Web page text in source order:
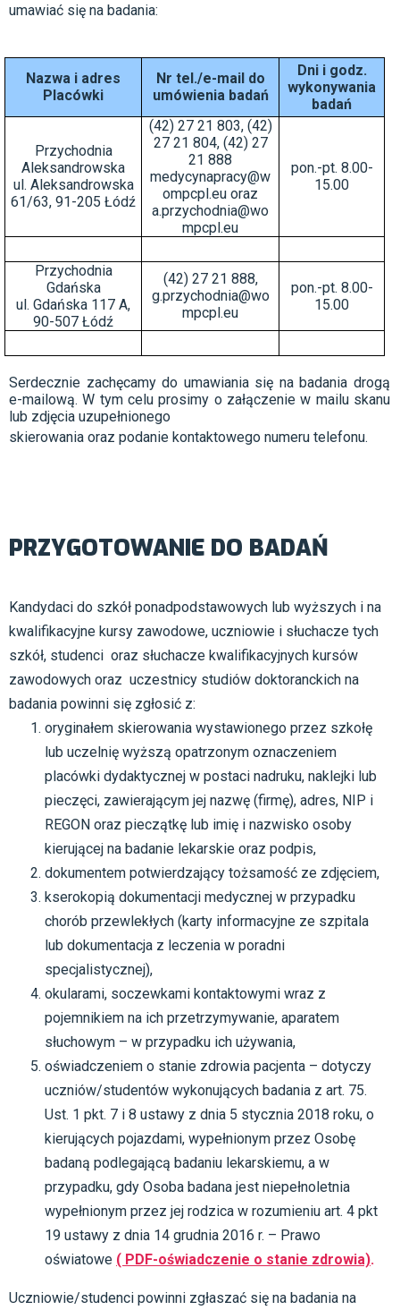
umawiać się na badania:
Nazwa i adres
Placówki
Nr tel./e-mail do
umówienia badań
Dni i godz.
wykonywania
badań
Przychodnia
Aleksandrowska
ul. Aleksandrowska
61/63, 91-205 Łódź
(42) 27 21 803, (42)
27 21 804, (42) 27
21 888
medycynapracy@w
ompcpl.eu oraz
a.przychodnia@wo
mpcpl.eu
pon.-pt. 8.00-
15.00
Przychodnia
Gdańska
ul. Gdańska 117 A,
90-507 Łódź
(42) 27 21 888,
g.przychodnia@wo
mpcpl.eu
pon.-pt. 8.00-
15.00
Serdecznie zachęcamy do umawiania się na badania drogą
e-mailową. W tym celu prosimy o załączenie w mailu skanu
lub zdjęcia uzupełnionego
skierowania oraz podanie kontaktowego numeru telefonu.
PRZYGOTOWANIE DO BADAŃ
Kandydaci do szkół ponadpodstawowych lub wyższych i na
kwalifikacyjne kursy zawodowe, uczniowie i słuchacze tych
szkół, studenci oraz słuchacze kwalifikacyjnych kursów
zawodowych oraz uczestnicy studiów doktoranckich na
badania powinni się zgłosić z:
oryginałem skierowania wystawionego przez szkołę
lub uczelnię wyższą opatrzonym oznaczeniem
placówki dydaktycznej w postaci nadruku, naklejki lub
pieczęci, zawierającym jej nazwę (firmę), adres, NIP i
REGON oraz pieczątkę lub imię i nazwisko osoby
kierującej na badanie lekarskie oraz podpis,
dokumentem potwierdzający tożsamość ze zdjęciem,
kserokopią dokumentacji medycznej w przypadku
chorób przewlekłych (karty informacyjne ze szpitala
lub dokumentacja z leczenia w poradni
specjalistycznej),
okularami, soczewkami kontaktowymi wraz z
pojemnikiem na ich przetrzymywanie, aparatem
słuchowym – w przypadku ich używania,
oświadczeniem o stanie zdrowia pacjenta – dotyczy
uczniów/studentów wykonujących badania z art. 75.
Ust. 1 pkt. 7 i 8 ustawy z dnia 5 stycznia 2018 roku, o
kierujących pojazdami, wypełnionym przez Osobę
badaną podlegającą badaniu lekarskiemu, a w
przypadku, gdy Osoba badana jest niepełnoletnia
wypełnionym przez jej rodzica w rozumieniu art. 4 pkt
19 ustawy z dnia 14 grudnia 2016 r. – Prawo
oświatowe ( PDF-oświadczenie o stanie zdrowia).
Uczniowie/studenci powinni zgłaszać się na badania na